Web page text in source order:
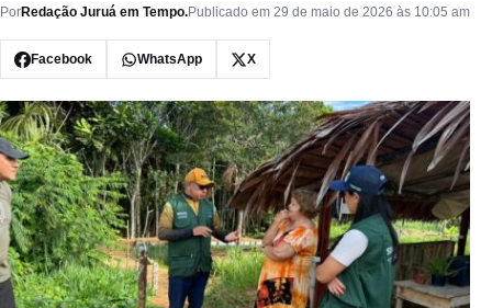
PorRedação Juruá em Tempo.Publicado em 29 de maio de 2026 às 10:05 am
Facebook WhatsApp X